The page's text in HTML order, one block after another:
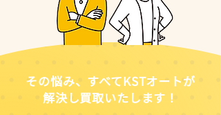
その悩み、すべてKSTオートが
解決し買取いたします！